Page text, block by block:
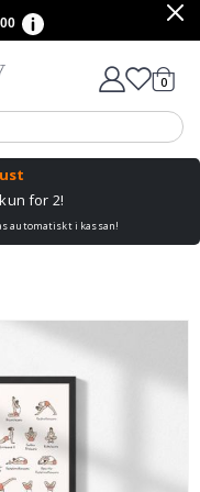
0varer
for 2!
automatiskt i kassan!